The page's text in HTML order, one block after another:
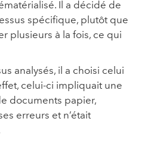
Il a décidé de
spécifique, plutôt que
plusieurs à la fois, ce qui
analysés, il a choisi celui
celui-ci impliquait une
documents papier,
erreurs et n’était